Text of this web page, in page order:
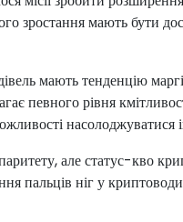
зростання мають бути
мають тенденцію
певного рівня
але статус-кво
пальців ніг у